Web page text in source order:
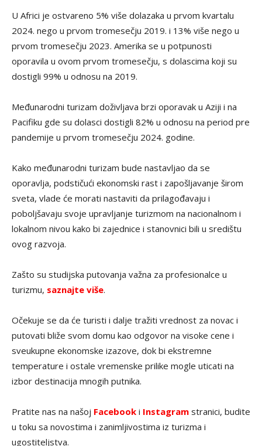
U Africi je ostvareno 5% više dolazaka u prvom kvartalu
2024. nego u prvom tromesečju 2019. i 13% više nego u
prvom tromesečju 2023. Amerika se u potpunosti
oporavila u ovom prvom tromesečju, s dolascima koji su
dostigli 99% u odnosu na 2019.
Međunarodni turizam doživljava brzi oporavak u Aziji i na
Pacifiku gde su dolasci dostigli 82% u odnosu na period pre
pandemije u prvom tromesečju 2024. godine.
Kako međunarodni turizam bude nastavljao da se
oporavlja, podstičući ekonomski rast i zapošljavanje širom
sveta, vlade će morati nastaviti da prilagođavaju i
poboljšavaju svoje upravljanje turizmom na nacionalnom i
lokalnom nivou kako bi zajednice i stanovnici bili u središtu
ovog razvoja.
Zašto su studijska putovanja važna za profesionalce u
turizmu, saznajte više.
Očekuje se da će turisti i dalje tražiti vrednost za novac i
putovati bliže svom domu kao odgovor na visoke cene i
sveukupne ekonomske izazove, dok bi ekstremne
temperature i ostale vremenske prilike mogle uticati na
izbor destinacija mnogih putnika.
Pratite nas na našoj Facebook i Instagram stranici, budite
u toku sa novostima i zanimljivostima iz turizma i
ugostiteljstva.